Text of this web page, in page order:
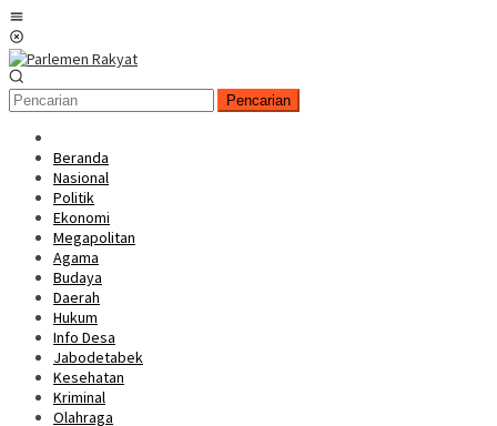
Loncat
ke
konten
Pencarian
Beranda
Nasional
Politik
Ekonomi
Megapolitan
Agama
Budaya
Daerah
Hukum
Info Desa
Jabodetabek
Kesehatan
Kriminal
Olahraga